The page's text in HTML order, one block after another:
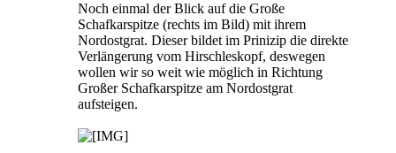
Noch einmal der Blick auf die Große
Schafkarspitze (rechts im Bild) mit ihrem
Nordostgrat. Dieser bildet im Prinizip die direkte
Verlängerung vom Hirschleskopf, deswegen
wollen wir so weit wie möglich in Richtung
Großer Schafkarspitze am Nordostgrat
aufsteigen.